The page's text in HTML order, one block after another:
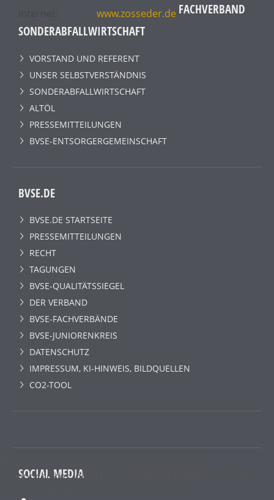
www.zosseder.de FACHVERBAND
SONDERABFALLWIRTSCHAFT
VORSTAND UND REFERENT
UNSER SELBSTVERSTÄNDNIS
SONDERABFALLWIRTSCHAFT
ALTÖL
PRESSEMITTEILUNGEN
BVSE-ENTSORGERGEMEINSCHAFT
BVSE.DE
BVSE.DE STARTSEITE
PRESSEMITTEILUNGEN
RECHT
TAGUNGEN
BVSE-QUALITÄTSSIEGEL
DER VERBAND
BVSE-FACHVERBÄNDE
BVSE-JUNIORENKREIS
DATENSCHUTZ
IMPRESSUM, KI-HINWEIS, BILDQUELLEN
CO2-TOOL
SOCIAL MEDIA
Sessioncookies, die das einwandfreie Funktionieren der